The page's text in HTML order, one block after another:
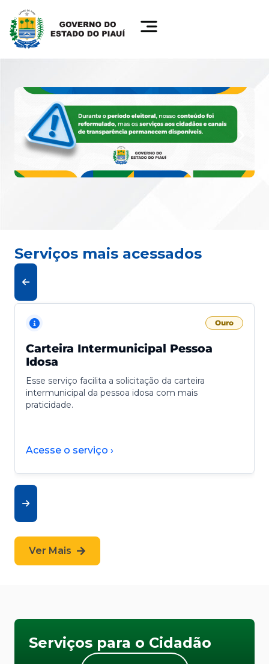
Serviços mais acessados
Ouro
Carteira Intermunicipal Pessoa
Idosa
Esse serviço facilita a solicitação da carteira
intermunicipal da pessoa idosa com mais
praticidade.
Acesse o serviço ›
Ver Mais
Serviços para o Cidadão